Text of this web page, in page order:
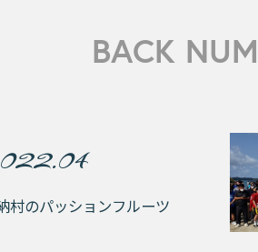
BACK
村のパッションフルーツ